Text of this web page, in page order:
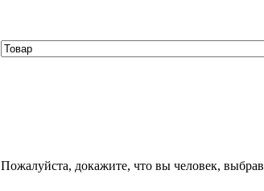
Пожалуйста, докажите, что вы человек, выбрав